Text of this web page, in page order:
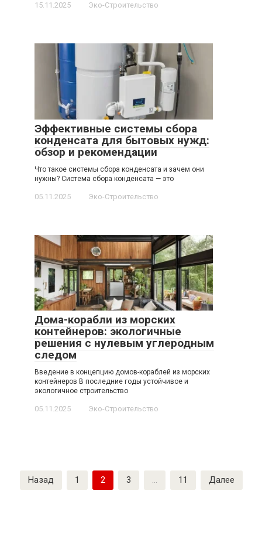
15.11.2025 Эко-Строительство
Эффективные системы сбора
конденсата для бытовых нужд:
обзор и рекомендации
Что такое системы сбора конденсата и зачем они
нужны? Система сбора конденсата — это
05.11.2025 Эко-Строительство
Дома-корабли из морских
контейнеров: экологичные
решения с нулевым углеродным
следом
Введение в концепцию домов-кораблей из морских
контейнеров В последние годы устойчивое и
экологичное строительство
05.11.2025 Эко-Строительство
Пагинация
записей
Назад 1 2 3 … 11 Далее